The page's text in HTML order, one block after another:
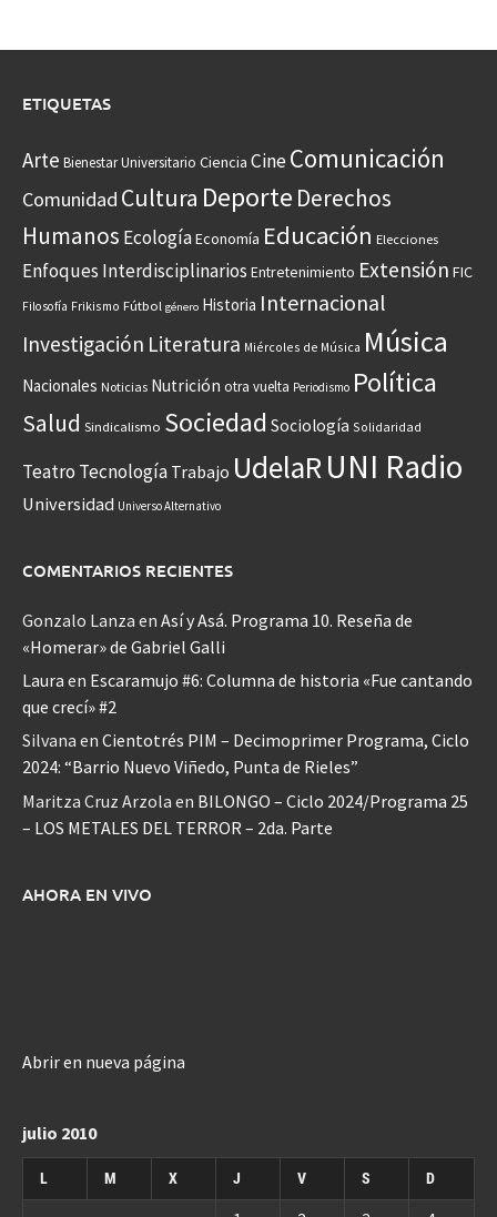
ETIQUETAS
Arte Bienestar Universitario Ciencia CineComunicación
Comunidad Cultura Deporte Derechos
Humanos EcologíaEconomía Educación Elecciones
Enfoques Interdisciplinarios Entretenimiento Extensión FIC
Filosofía Frikismo Fútbol género Historia Internacional
Investigación Literatura Miércoles de Música Música
Nacionales Noticias Nutrición otra vuelta Periodismo Política
Salud Sindicalismo Sociedad Sociología Solidaridad
Teatro Tecnología Trabajo UdelaR UNI Radio
Universidad Universo Alternativo
COMENTARIOS RECIENTES
Gonzalo Lanza en Así y Asá. Programa 10. Reseña de
«Homerar» de Gabriel Galli
Laura en Escaramujo #6: Columna de historia «Fue cantando
que crecí» #2
Silvana en Cientotrés PIM – Decimoprimer Programa, Ciclo
2024: “Barrio Nuevo Viñedo, Punta de Rieles”
Maritza Cruz Arzola en BILONGO – Ciclo 2024/Programa 25
– LOS METALES DEL TERROR – 2da. Parte
AHORA EN VIVO
Abrir en nueva página
julio 2010
L M X J V S D